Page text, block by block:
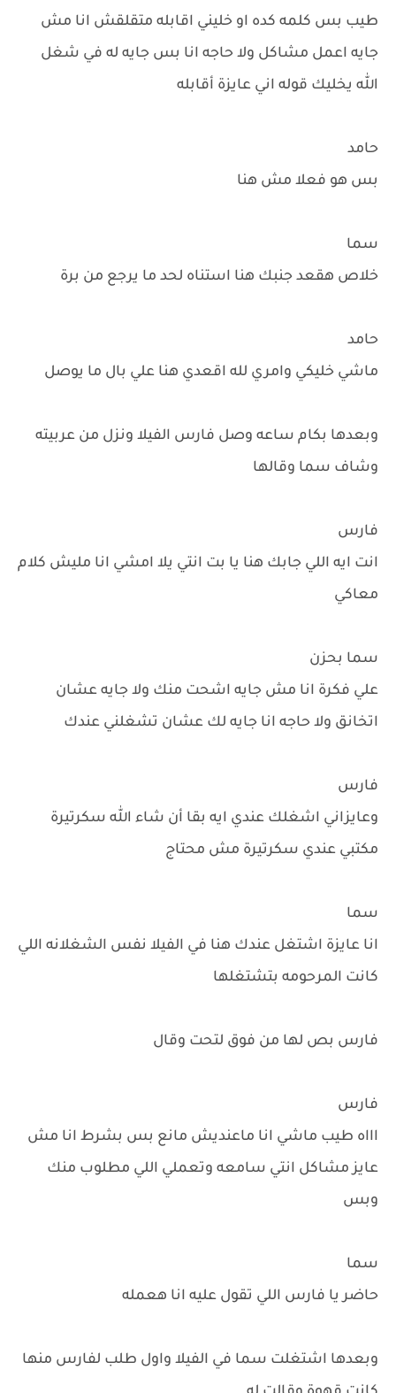
طيب بس كلمه كده او خليني اقابله متقلقش انا مش
جايه اعمل مشاكل ولا حاجه انا بس جايه له في شغل
الله يخليك قوله اني عايزة أقابله
حامد
بس هو فعلا مش هنا
سما
خلاص هقعد جنبك هنا استناه لحد ما يرجع من برة
حامد
ماشي خليكي وامري لله اقعدي هنا علي بال ما يوصل
وبعدها بكام ساعه وصل فارس الفيلا ونزل من عربيته
وشاف سما وقالها
فارس
انت ايه اللي جابك هنا يا بت انتي يلا امشي انا مليش كلام
معاكي
سما بحزن
علي فكرة انا مش جايه اشحت منك ولا جايه عشان
اتخانق ولا حاجه انا جايه لك عشان تشغلني عندك
فارس
وعايزاني اشغلك عندي ايه بقا أن شاء الله سكرتيرة
مكتبي عندي سكرتيرة مش محتاج
سما
انا عايزة اشتغل عندك هنا في الفيلا نفس الشغلانه اللي
كانت المرحومه بتشتغلها
فارس بص لها من فوق لتحت وقال
فارس
اااه طيب ماشي انا ماعنديش مانع بس بشرط انا مش
عايز مشاكل انتي سامعه وتعملي اللي مطلوب منك
وبس
سما
حاضر يا فارس اللي تقول عليه انا هعمله
وبعدها اشتغلت سما في الفيلا واول طلب لفارس منها